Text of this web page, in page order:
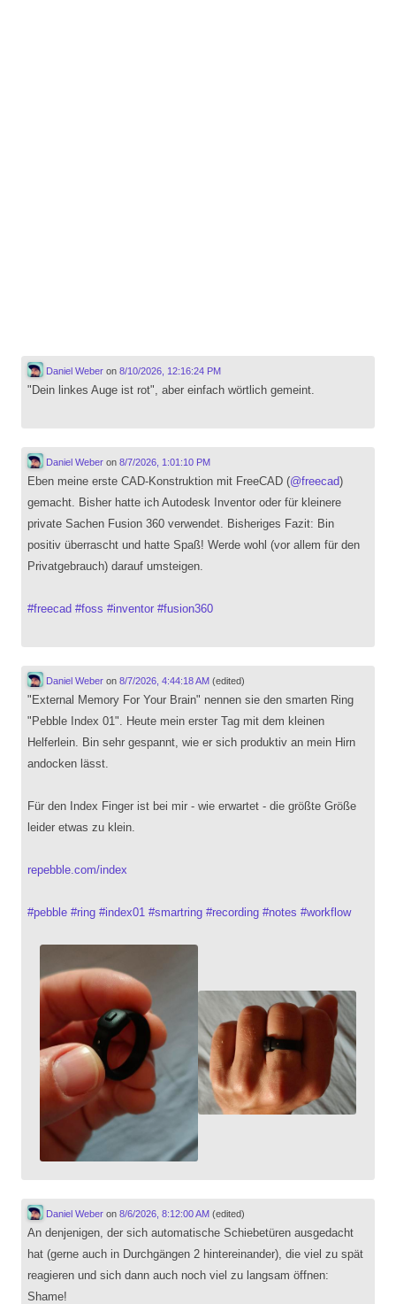
Daniel Weberon 8/10/2026, 12:16:24 PM
"Dein linkes Auge ist rot", aber einfach wörtlich gemeint.
Daniel Weberon 8/7/2026, 1:01:10 PM
Eben meine erste CAD-Konstruktion mit FreeCAD (@freecad)
gemacht. Bisher hatte ich Autodesk Inventor oder für kleinere
private Sachen Fusion 360 verwendet. Bisheriges Fazit: Bin
positiv überrascht und hatte Spaß! Werde wohl (vor allem für den
Privatgebrauch) darauf umsteigen.
#freecad #foss #inventor #fusion360
Daniel Weberon 8/7/2026, 4:44:18 AM (edited)
"External Memory For Your Brain" nennen sie den smarten Ring
"Pebble Index 01". Heute mein erster Tag mit dem kleinen
Helferlein. Bin sehr gespannt, wie er sich produktiv an mein Hirn
andocken lässt.
Für den Index Finger ist bei mir - wie erwartet - die größte Größe
leider etwas zu klein.
repebble.com/index
#pebble #ring #index01 #smartring #recording #notes #workflow
Daniel Weberon 8/6/2026, 8:12:00 AM (edited)
An denjenigen, der sich automatische Schiebetüren ausgedacht
hat (gerne auch in Durchgängen 2 hintereinander), die viel zu spät
reagieren und sich dann auch noch viel zu langsam öffnen:
Shame!